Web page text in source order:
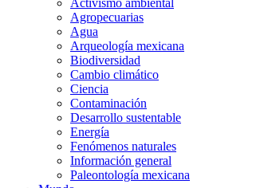
Activismo ambiental
Agropecuarias
Agua
Arqueología mexicana
Biodiversidad
Cambio climático
Ciencia
Contaminación
Desarrollo sustentable
Energía
Fenómenos naturales
Información general
Paleontología mexicana